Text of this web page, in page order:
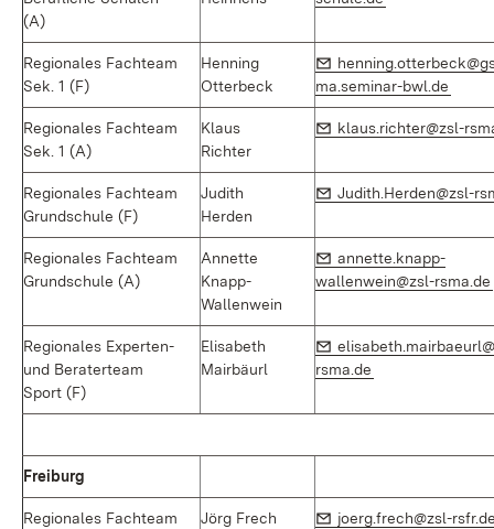
(A)
Regionales Fachteam
Sek. 1 (F)
Henning
Otterbeck
E-Mail:
ma.seminar-bwl.de
Regionales Fachteam
Sek. 1 (A)
Klaus
Richter
E-Mail:
klaus.richter@zsl-
Regionales Fachteam
Grundschule (F)
Judith
Herden
E-Mail:
Judith.Herden@zsl-
Regionales Fachteam
Grundschule (A)
Annette
Knapp-
Wallenwein
E-Mail:
annette.knapp-
wallenwein@zsl-rsma.de
Regionales Experten-
und Beraterteam
Sport (F)
Elisabeth
Mairbäurl
E-Mail:
rsma.de
Freiburg
Regionales Fachteam
Jörg Frech E-Mail:
joerg.frech@zsl-